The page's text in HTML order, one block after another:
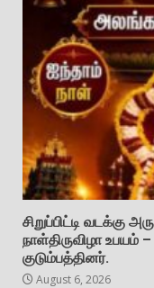
சிறுப்பிட்டி வடக்கு
நாள்திருவிழா உபயம்
குடும்பத்தினர்.
August 6, 2026